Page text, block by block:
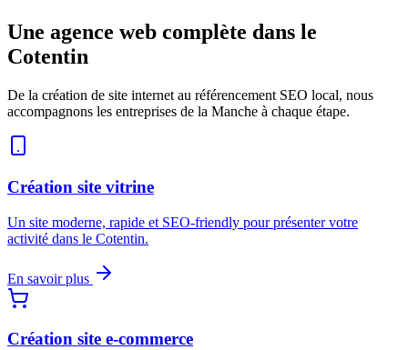
Une agence web complète dans le
Cotentin
De la création de site internet au référencement SEO local, nous
accompagnons les entreprises de la Manche à chaque étape.
Création site vitrine
Un site moderne, rapide et SEO-friendly pour présenter votre
activité dans le Cotentin.
En savoir plus
Création site e-commerce